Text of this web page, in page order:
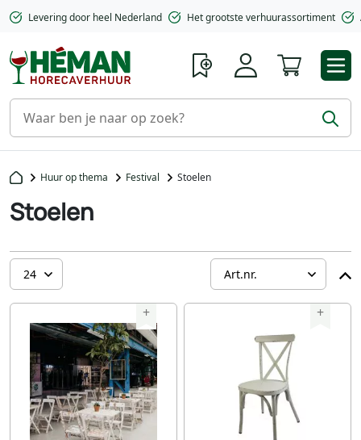
Levering door heel Nederland Het grootste verhuurassortiment
Huur op thema Festival Stoelen
Stoelen
+ +